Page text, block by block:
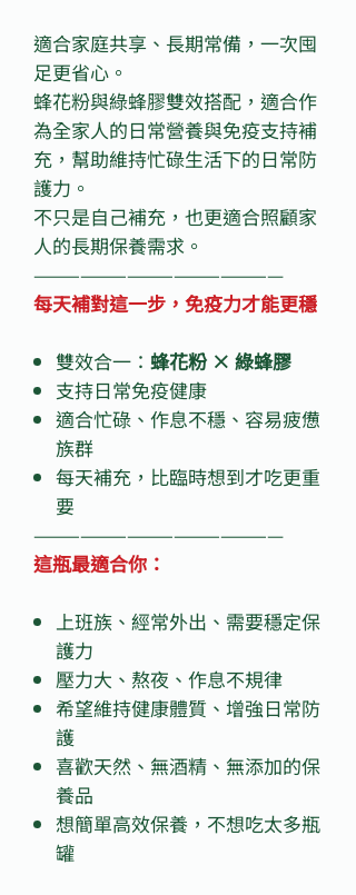
適合家庭共享、長期常備，一次囤
足更省心。
蜂花粉與綠蜂膠雙效搭配，適合作
為全家人的日常營養與免疫支持補
充，幫助維持忙碌生活下的日常防
護力。
不只是自己補充，也更適合照顧家
人的長期保養需求。
————————————————
每天補對這一步，免疫力才能更穩
雙效合一： 蜂花粉 × 綠蜂膠
支持日常免疫健康
適合忙碌、作息不穩、容易疲憊
族群
每天補充，比臨時想到才吃更重
要
————————————————
這瓶最適合你：
上班族、經常外出、需要穩定保
護力
壓力大、熬夜、作息不規律
希望維持健康體質、增強日常防
護
喜歡天然、無酒精、無添加的保
養品
想簡單高效保養，不想吃太多瓶
罐